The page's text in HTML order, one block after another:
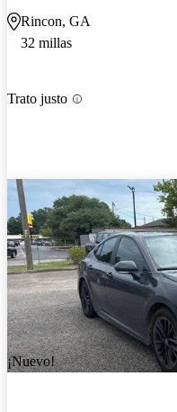
Rincon, GA
32 millas
Trato justo
¡Nuevo!